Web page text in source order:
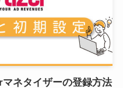
ネタイザーの登録方法